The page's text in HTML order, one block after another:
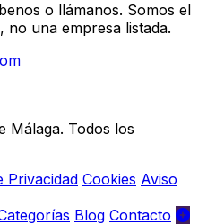
o llámanos. Somos el
no una empresa listada.
Málaga. Todos los
Privacidad Cookies Aviso
Blog Contacto